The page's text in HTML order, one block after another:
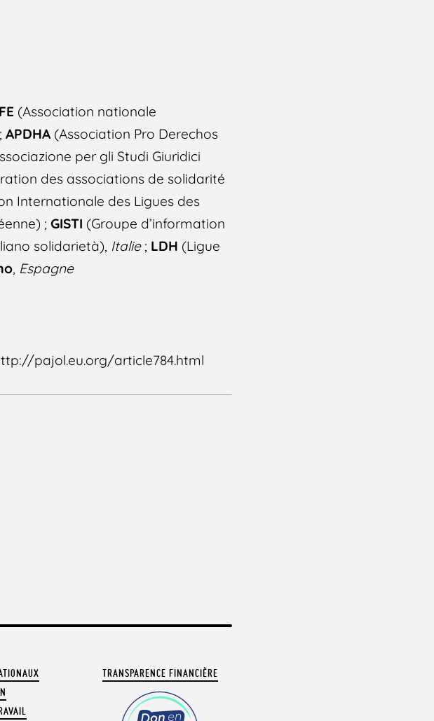
(Association nationale
APDHA (Association Pro Derechos
per gli Studi Giuridici
des associations de solidarité
Internationale des Ligues des
;GISTI (Groupe d’information
solidarietà), Italie; LDH (Ligue
, Espagne
pajol.eu.org/article784.html
TRANSPARENCE FINANCIÈRE